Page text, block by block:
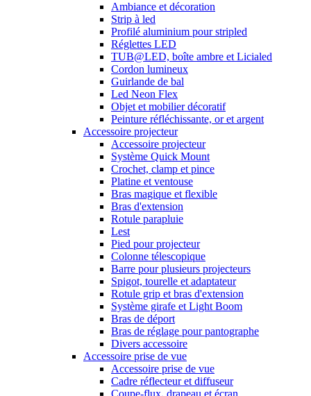
Ambiance et décoration
Strip à led
Profilé aluminium pour stripled
Réglettes LED
TUB@LED, boîte ambre et Licialed
Cordon lumineux
Guirlande de bal
Led Neon Flex
Objet et mobilier décoratif
Peinture réfléchissante, or et argent
Accessoire projecteur
Accessoire projecteur
Système Quick Mount
Crochet, clamp et pince
Platine et ventouse
Bras magique et flexible
Bras d'extension
Rotule parapluie
Lest
Pied pour projecteur
Colonne télescopique
Barre pour plusieurs projecteurs
Spigot, tourelle et adaptateur
Rotule grip et bras d'extension
Système girafe et Light Boom
Bras de déport
Bras de réglage pour pantographe
Divers accessoire
Accessoire prise de vue
Accessoire prise de vue
Cadre réflecteur et diffuseur
Coupe-flux, drapeau et écran